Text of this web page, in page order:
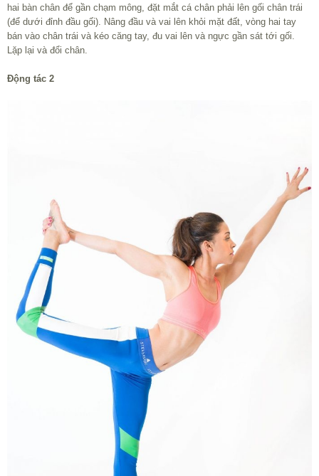
hai bàn chân để gần chạm mông, đặt mắt cá chân phải lên gối chân trái
(để dưới đỉnh đầu gối). Nâng đầu và vai lên khỏi mặt đất, vòng hai tay
bán vào chân trái và kéo căng tay, đu vai lên và ngực gần sát tới gối.
Lặp lại và đổi chân.
Động tác 2